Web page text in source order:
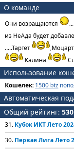
О команде
Они возращаются
из НеАда будет
.....Таргет
,Моцарт
Калина
Использование
Кошелек: 1500 btz
Автоматическая
Общий рейтинг: 530
31. Кубок ИКТ Лето
30. Первая Лига Лето